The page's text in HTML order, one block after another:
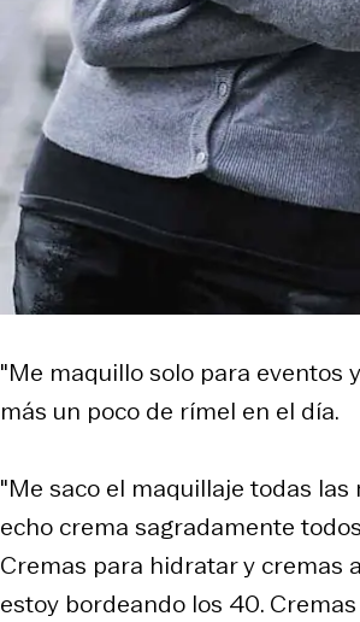
"Me maquillo solo para eventos
más un poco de rímel en el día.
"Me saco el maquillaje todas las
echo crema sagradamente
Cremas para hidratar y cremas
estoy bordeando los 40.